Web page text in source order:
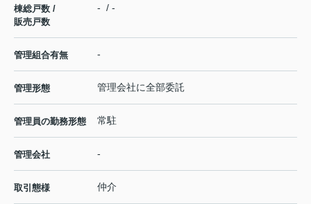
棟総戸数 /
販売戸数
- / -
管理組合有無 -
管理形態 管理会社に全部委託
管理員の勤務形態 常駐
管理会社 -
取引態様 仲介